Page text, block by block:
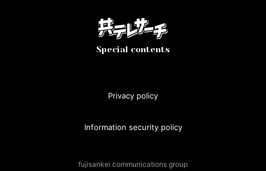
Special contents
Privacy policy
Information security policy
fujisankei communications group